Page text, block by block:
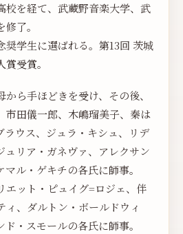
校を経て、武蔵野音楽大学、武
了。
奨学生に選ばれる。第13回 茨城
受賞。
ら手ほどきを受け、その後、
市田儀一郎、木嶋瑠美子、秦は
ラウス、ジュラ・キシュ、リデ
ュリア・ガネヴァ、アレクサン
ル・ゲキチの各氏に師事。
エット・ピュイグ=ロジェ、伴
ィ、ダルトン・ボールドウィ
・スモールの各氏に師事。